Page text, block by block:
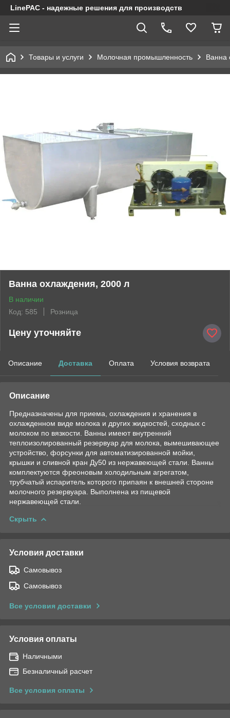
LinePAC - надежные решения для производств
Товары и услуги Молочная промышленность Ванна
Ванна охлаждения, 2000 л
В наличии
Код: 585
Розница
Цену уточняйте
Описание Доставка Оплата Условия возврата
Описание
Предназначены для приема, охлаждения и хранения в
охлажденном виде молока и других жидкостей, сходных с
молоком по вязкости. Ванны имеют внутренний
теплоизолированный резервуар для молока, вымешивающее
устройство, форсунки для автоматизированной мойки,
крышки и сливной кран Ду50 из нержавеющей стали. Ванны
комплектуются фреоновым холодильным агрегатом,
трубчатый испаритель которого припаян к внешней стороне
молочного резервуара. Выполнена из пищевой
нержавеющей стали.
Скрыть
Условия доставки
Самовывоз
Самовывоз
Все условия доставки
Условия оплаты
Наличными
Безналичный расчет
Все условия оплаты